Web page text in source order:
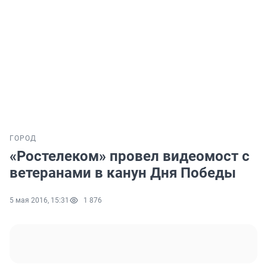
ГОРОД
«Ростелеком» провел видеомост с
ветеранами в канун Дня Победы
5 мая 2016, 15:31 1 876